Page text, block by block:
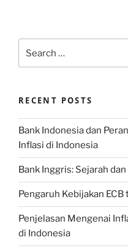
for:
RECENT POSTS
Bank Indonesia dan
Inflasi di Indonesia
Bank Inggris: Sejarah
Pengaruh Kebijakan
Penjelasan Mengenai
di Indonesia